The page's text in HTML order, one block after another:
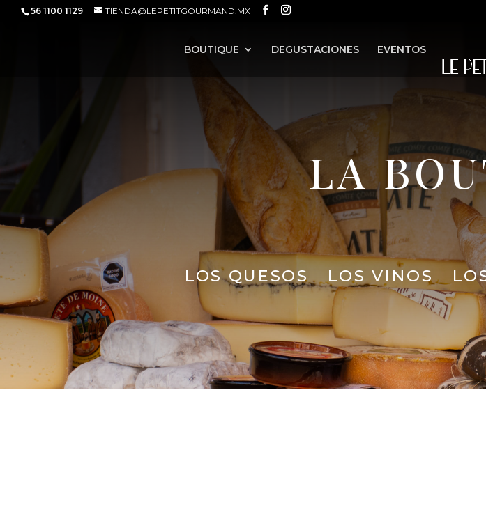
56 1100 1129 TIENDA@LEPETITGOURMAND.MX
BOUTIQUE DEGUSTACIONES EVENTOS
LA
LOS QUESOS LOS VINOS